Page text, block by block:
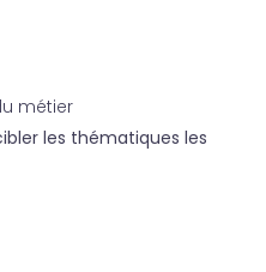
métier
les thématiques les